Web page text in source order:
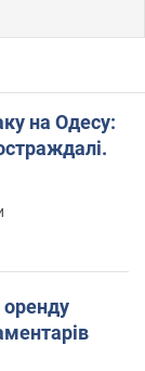
на Одесу: